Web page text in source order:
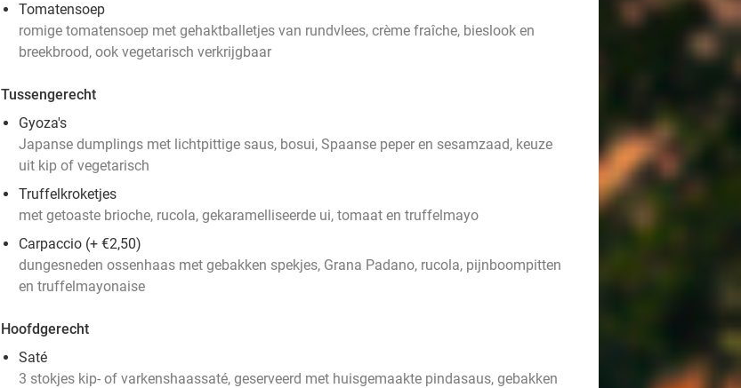
Tomatensoep
romige tomatensoep met gehaktballetjes van rundvlees, crème fraîche, bieslook en
breekbrood, ook vegetarisch verkrijgbaar
Tussengerecht
Gyoza's
Japanse dumplings met lichtpittige saus, bosui, Spaanse peper en sesamzaad, keuze
uit kip of vegetarisch
Truffelkroketjes
met getoaste brioche, rucola, gekaramelliseerde ui, tomaat en truffelmayo
Carpaccio (+ €2,50)
dungesneden ossenhaas met gebakken spekjes, Grana Padano, rucola, pijnboompitten
en truffelmayonaise
Hoofdgerecht
Saté
3 stokjes kip- of varkenshaassaté, geserveerd met huisgemaakte pindasaus, gebakken